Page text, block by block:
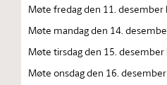
Møte fredag den 11. desember
Møte mandag den 14.
Møte tirsdag den 15. desember
Møte onsdag den 16.